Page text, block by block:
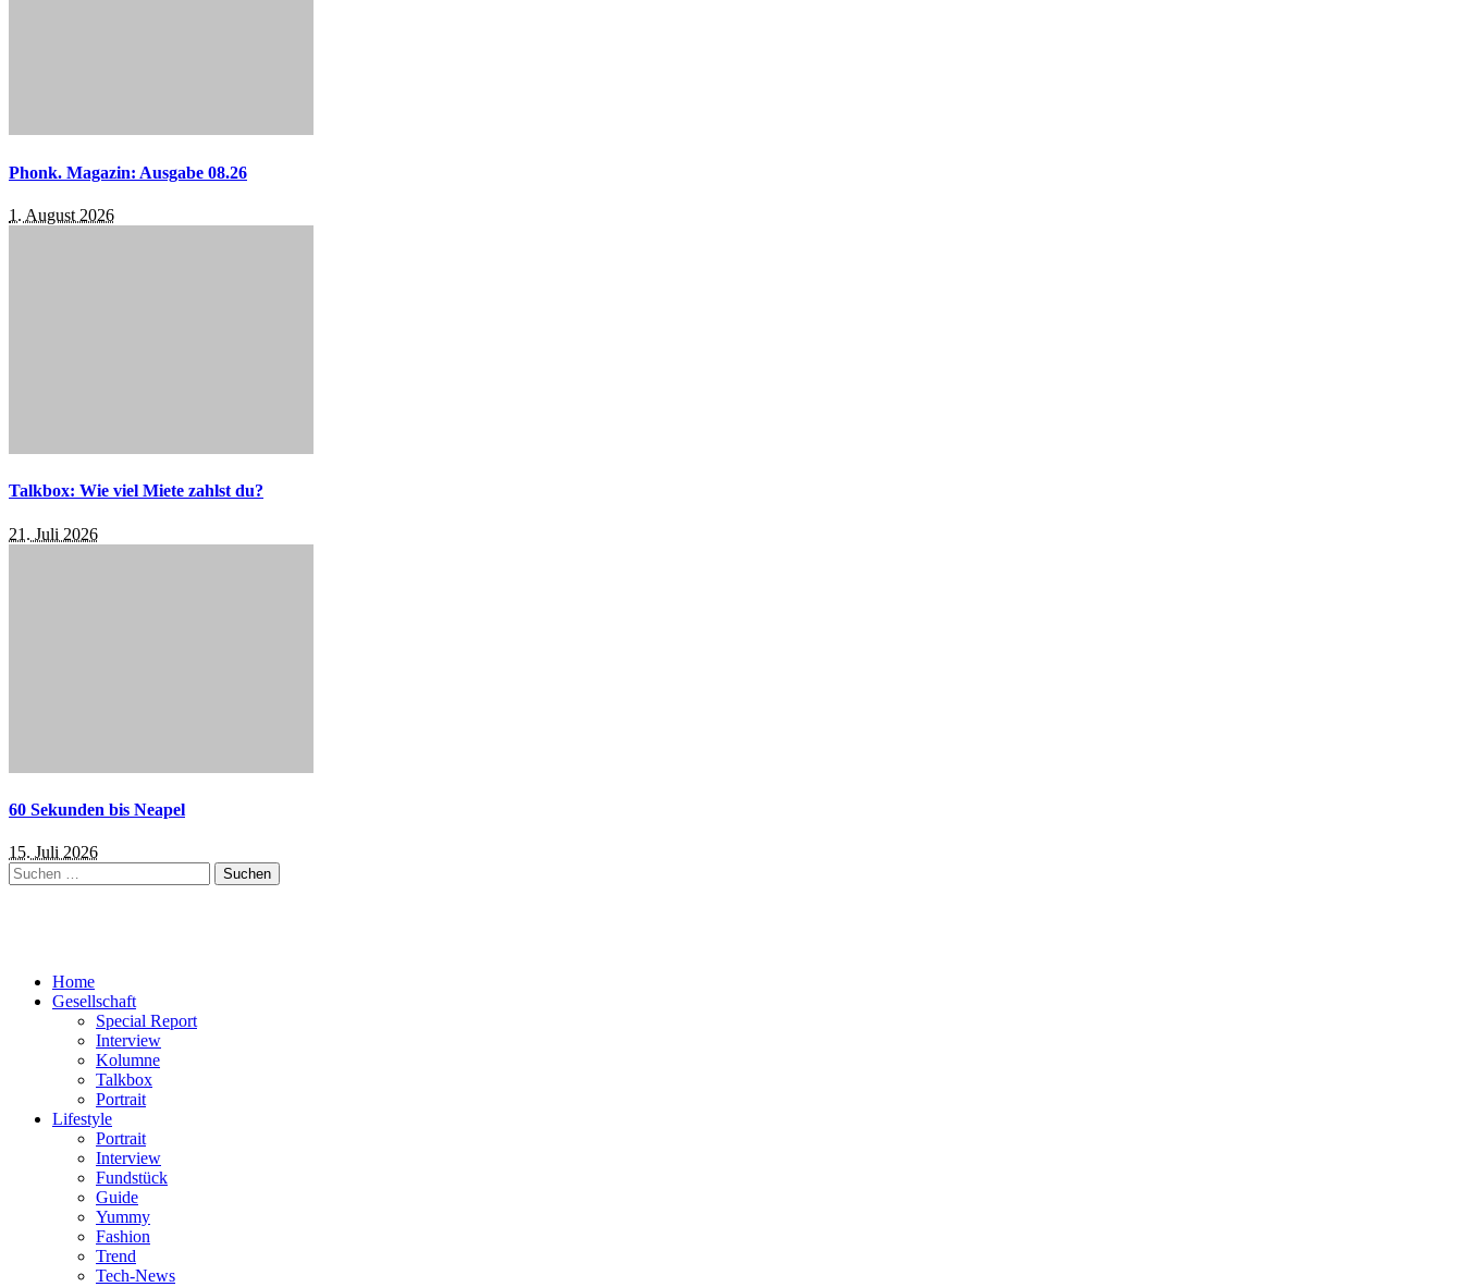
Phonk. Magazin: Ausgabe 08.26
1. August 2026
Talkbox: Wie viel Miete zahlst du?
21. Juli 2026
60 Sekunden bis Neapel
15. Juli 2026
Suchen
nach:
Home
Gesellschaft
Special Report
Interview
Kolumne
Talkbox
Portrait
Lifestyle
Portrait
Interview
Fundstück
Guide
Yummy
Fashion
Trend
Tech-News